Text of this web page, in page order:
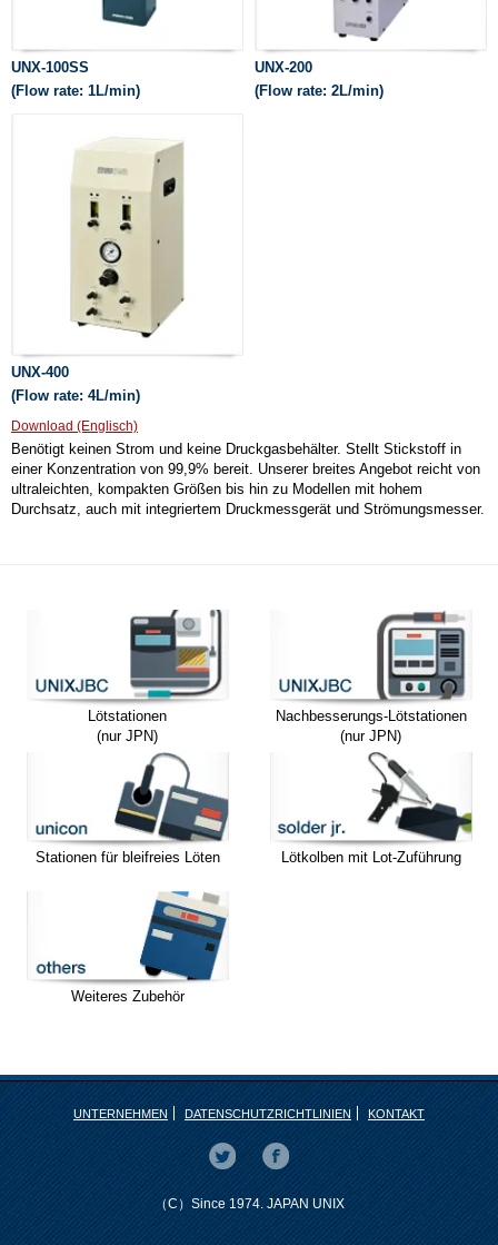
UNX-100SS
(Flow rate: 1L/min)
UNX-200
(Flow rate: 2L/min)
UNX-400
(Flow rate: 4L/min)
Download (Englisch)
Benötigt keinen Strom und keine Druckgasbehälter. Stellt Stickstoff in
einer Konzentration von 99,9% bereit. Unserer breites Angebot reicht von
ultraleichten, kompakten Größen bis hin zu Modellen mit hohem
Durchsatz, auch mit integriertem Druckmessgerät und Strömungsmesser.
Lötstationen
(nur JPN)
Nachbesserungs-Lötstationen
(nur JPN)
Stationen für bleifreies Löten Lötkolben mit Lot-Zuführung
Weiteres Zubehör
UNTERNEHMEN DATENSCHUTZRICHTLINIEN KONTAKT
（C）Since 1974. JAPAN UNIX